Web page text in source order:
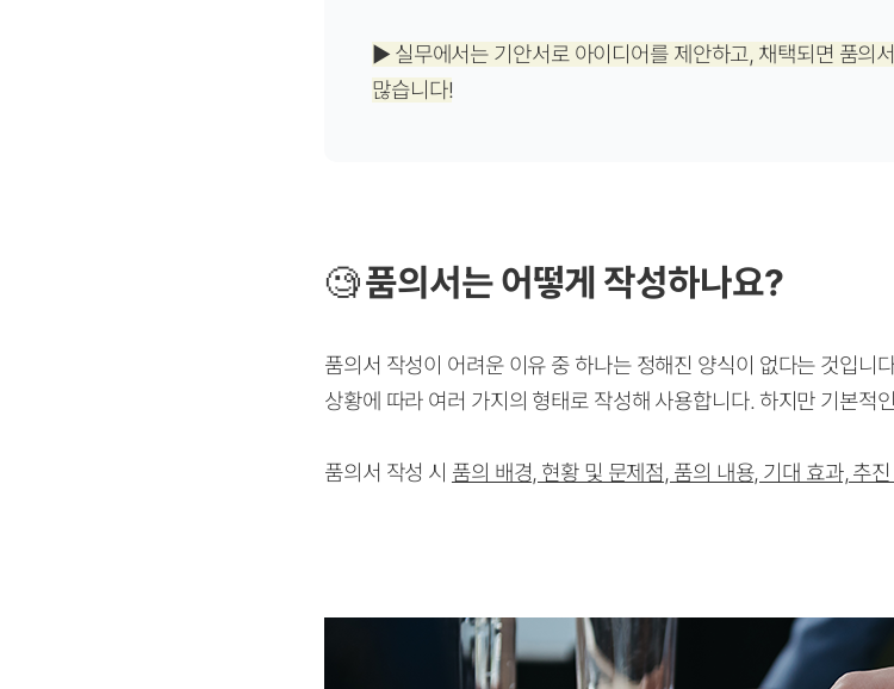
▶ 실무에서는 기안서로 아이디어를 제안하고, 채택되면 품의
많습니다!
🧐품의서는 어떻게 작성하나요?
품의서 작성이 어려운 이유 중 하나는 정해진 양식이 없다는 것입니
상황에 따라 여러 가지의 형태로 작성해 사용합니다. 하지만 기본적
품의서 작성 시 품의 배경, 현황 및 문제점, 품의 내용, 기대 효과, 추